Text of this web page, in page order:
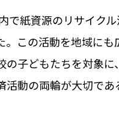
で紙資源のリサイク
。この活動を地域に
の子どもたちを対象
活動の両輪が大切で